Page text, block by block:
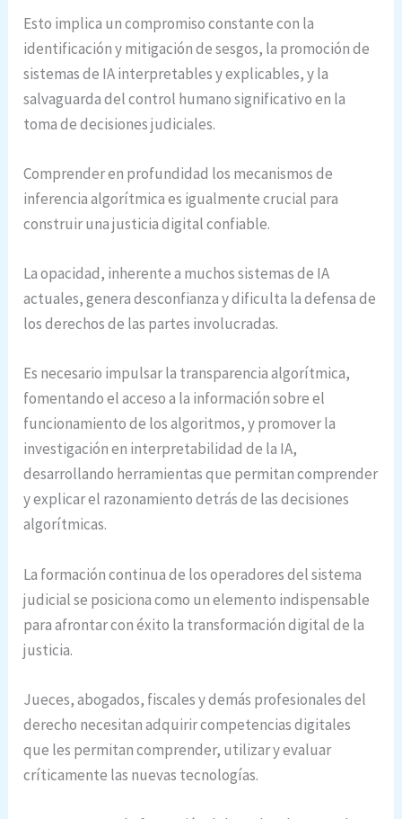
Esto implica un compromiso constante con la
identificación y mitigación de sesgos, la promoción de
sistemas de IA interpretables y explicables, y la
salvaguarda del control humano significativo en la
toma de decisiones judiciales.
Comprender en profundidad los mecanismos de
inferencia algorítmica es igualmente crucial para
construir una justicia digital confiable.
La opacidad, inherente a muchos sistemas de IA
actuales, genera desconfianza y dificulta la defensa de
los derechos de las partes involucradas.
Es necesario impulsar la transparencia algorítmica,
fomentando el acceso a la información sobre el
funcionamiento de los algoritmos, y promover la
investigación en interpretabilidad de la IA,
desarrollando herramientas que permitan comprender
y explicar el razonamiento detrás de las decisiones
algorítmicas.
La formación continua de los operadores del sistema
judicial se posiciona como un elemento indispensable
para afrontar con éxito la transformación digital de la
justicia.
Jueces, abogados, fiscales y demás profesionales del
derecho necesitan adquirir competencias digitales
que les permitan comprender, utilizar y evaluar
críticamente las nuevas tecnologías.